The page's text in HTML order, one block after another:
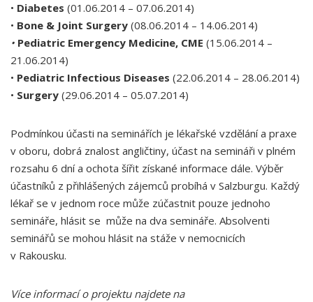
• Diabetes (01.06.2014 – 07.06.2014)
• Bone & Joint Surgery (08.06.2014 – 14.06.2014)
• Pediatric Emergency Medicine, CME (15.06.2014 –
21.06.2014)
• Pediatric Infectious Diseases (22.06.2014 – 28.06.2014)
• Surgery (29.06.2014 – 05.07.2014)
Podmínkou účasti na seminářích je lékařské vzdělání a praxe
v oboru, dobrá znalost angličtiny, účast na semináři v plném
rozsahu 6 dní a ochota šířit získané informace dále. Výběr
účastníků z přihlášených zájemců probíhá v Salzburgu. Každý
lékař se v jednom roce může zúčastnit pouze jednoho
semináře, hlásit se může na dva semináře. Absolventi
seminářů se mohou hlásit na stáže v nemocnicích
v Rakousku.
Více informací o projektu najdete na